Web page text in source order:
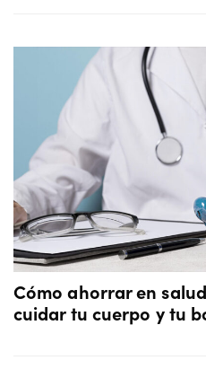
Cómo ahorrar en
cuidar tu cuerpo y tu